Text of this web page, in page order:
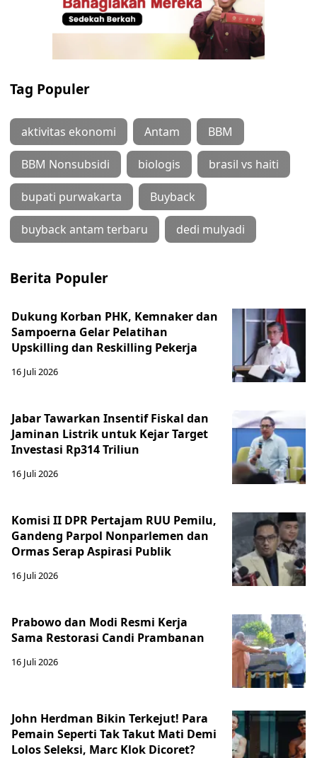
Tag Populer
aktivitas ekonomi Antam BBM
BBM Nonsubsidi biologis brasil vs haiti
bupati purwakarta Buyback
buyback antam terbaru dedi mulyadi
Berita Populer
Dukung Korban PHK, Kemnaker dan
Sampoerna Gelar Pelatihan
Upskilling dan Reskilling Pekerja
16 Juli 2026
Jabar Tawarkan Insentif Fiskal dan
Jaminan Listrik untuk Kejar Target
Investasi Rp314 Triliun
16 Juli 2026
Komisi II DPR Pertajam RUU Pemilu,
Gandeng Parpol Nonparlemen dan
Ormas Serap Aspirasi Publik
16 Juli 2026
Prabowo dan Modi Resmi Kerja
Sama Restorasi Candi Prambanan
16 Juli 2026
John Herdman Bikin Terkejut! Para
Pemain Seperti Tak Takut Mati Demi
Lolos Seleksi, Marc Klok Dicoret?